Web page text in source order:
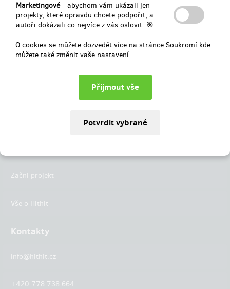
Marketingové- abychom vám ukázali jen
projekty, které opravdu chcete podpořit, a
autoři dokázali co nejvíce z vás oslovit. 🎯
O cookies se můžete dozvedět více na stránce Soukromí kde
můžete také změnit vaše nastavení.
Najdete nás na
Začni projekt
Vše o Hithit
Kontakty
info@hithit.cz
+420 778 738 664